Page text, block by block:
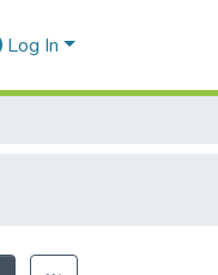
Log In